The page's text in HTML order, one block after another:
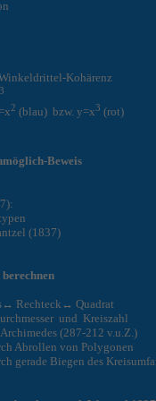
Kohärenz
3
2 (blau) bzw. y=x3 (rot)
Beweis
(1837)
Rechteck↔ Quadrat
und Kreiszahl
(287-212 v.u.Z.)
von Polygonen
Biegen des